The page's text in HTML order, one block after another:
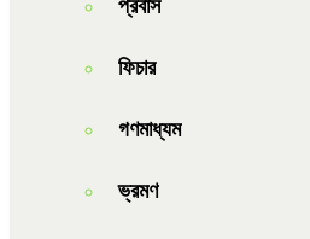
প্রবাস
ফিচার
গণমাধ্যম
ভ্রমণ